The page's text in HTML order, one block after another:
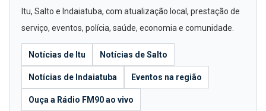
Itu, Salto e Indaiatuba, com atualização local, prestação de
serviço, eventos, polícia, saúde, economia e comunidade.
Notícias de Itu Notícias de Salto
Notícias de Indaiatuba Eventos na região
Ouça a Rádio FM90 ao vivo